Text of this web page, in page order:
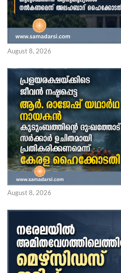
August 8, 2026
August 8, 2026